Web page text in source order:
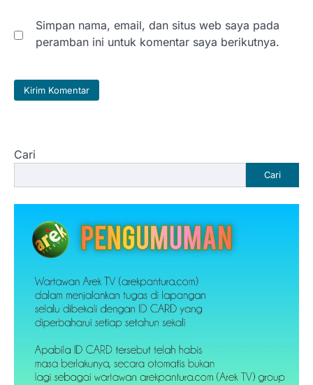
Simpan nama, email, dan situs web saya pada
peramban ini untuk komentar saya berikutnya.
Cari
Cari